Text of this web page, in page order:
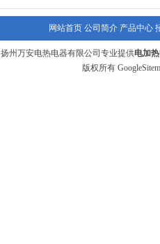
网站首页 公司简介 产品中心
扬州万安电热电器有限公司专业提供电加
版权所有